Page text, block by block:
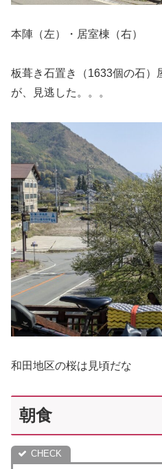
本陣（左）・居室棟（右）
板葺き石置き（1633個の石）
が、見逃した。。。
和田地区の桜は見頃だな
朝食